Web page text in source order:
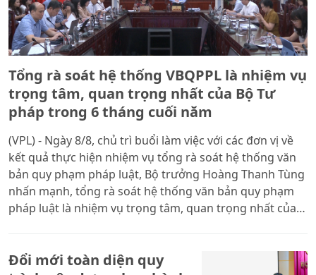
Tổng rà soát hệ thống VBQPPL là nhiệm vụ
trọng tâm, quan trọng nhất của Bộ Tư
pháp trong 6 tháng cuối năm
(VPL) - Ngày 8/8, chủ trì buổi làm việc với các đơn vị về
kết quả thực hiện nhiệm vụ tổng rà soát hệ thống văn
bản quy phạm pháp luật, Bộ trưởng Hoàng Thanh Tùng
nhấn mạnh, tổng rà soát hệ thống văn bản quy phạm
pháp luật là nhiệm vụ trọng tâm, quan trọng nhất của
toàn ngành phải tập trung cao độ, bảo đảm các mốc
Đổi mới toàn diện quy